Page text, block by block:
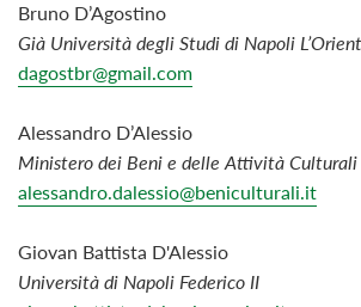
Bruno D’Agostino
Già Università degli Studi di Napoli
dagostbr@gmail.com
Alessandro D’Alessio
Ministero dei Beni e delle Attività Culturali
alessandro.dalessio@beniculturali.it
Giovan Battista D'Alessio
Università di Napoli Federico II